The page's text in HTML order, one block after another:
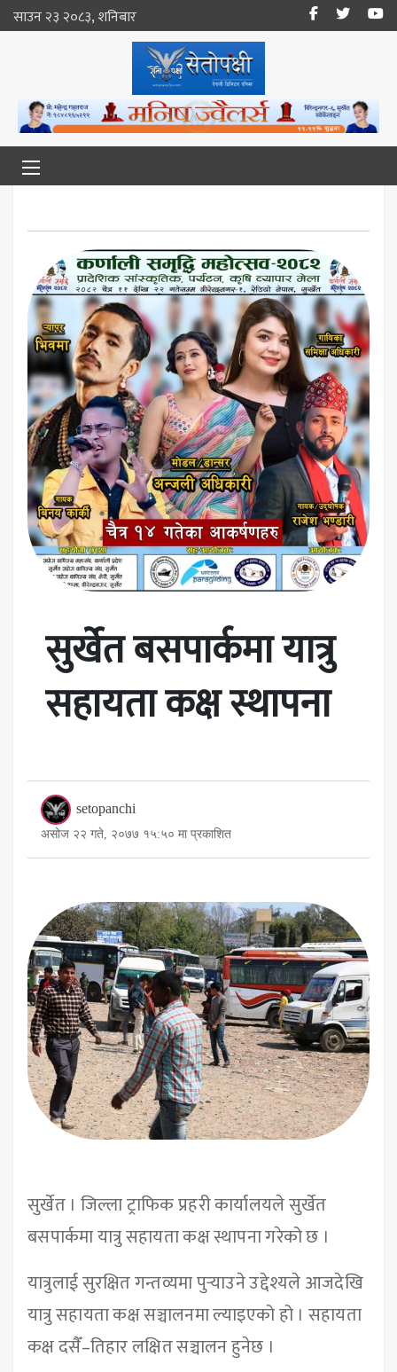
साउन २३ २०८३, शनिबार
सुर्खेत बसपार्कमा यात्रु
सहायता कक्ष स्थापना
setopanchi
असोज २२ गते, २०७७ १५:५० मा प्रकाशित
सुर्खेत । जिल्ला ट्राफिक प्रहरी कार्यालयले सुर्खेत
बसपार्कमा यात्रु सहायता कक्ष स्थापना गरेको छ ।
यात्रुलाई सुरक्षित गन्तव्यमा पुर्‍याउने उद्देश्यले आजदेखि
यात्रु सहायता कक्ष सञ्चालनमा ल्याइएको हो । सहायता
कक्ष दसैँ–तिहार लक्षित सञ्चालन हुनेछ ।